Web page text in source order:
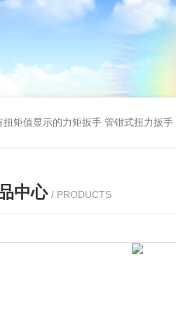
扭矩值显示的力矩扳手 管钳式扭力扳手
中心 / PRODUCTS